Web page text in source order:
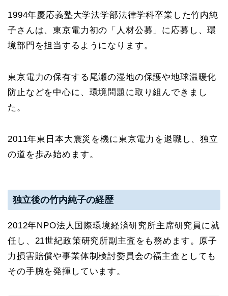
1994年慶応義塾大学法学部法律学科卒業した竹内純
子さんは、東京電力初の「人材公募」に応募し、環
境部門を担当するようになります。
東京電力の保有する尾瀬の湿地の保護や地球温暖化
防止などを中心に、環境問題に取り組んできまし
た。
2011年東日本大震災を機に東京電力を退職し、独立
の道を歩み始めます。
独立後の竹内純子の経歴
2012年NPO法人国際環境経済研究所主席研究員に就
任し、21世紀政策研究所副主査をも務めます。原子
力損害賠償や事業体制検討委員会の福主査としても
その手腕を発揮しています。